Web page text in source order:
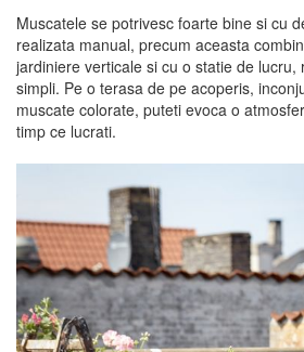
Muscatele se potrivesc foarte bine si cu
realizata manual, precum aceasta
jardiniere verticale si cu o statie de lucru,
simpli. Pe o terasa de pe acoperis,
muscate colorate, puteti evoca o
timp ce lucrati.